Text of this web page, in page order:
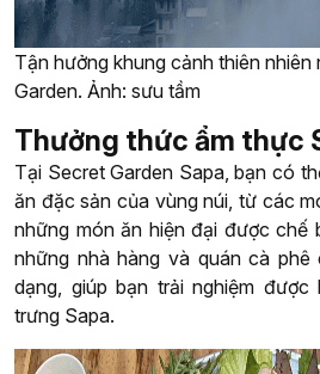
Tận hưởng khung cảnh thiên
Garden. Ảnh: sưu tầm
Thưởng thức ẩm thực
Tại Secret Garden Sapa, bạn có
ăn đặc sản của vùng núi, từ các
những món ăn hiện đại được chế
những nhà hàng và quán cà
dạng, giúp bạn trải nghiệm
trưng Sapa.